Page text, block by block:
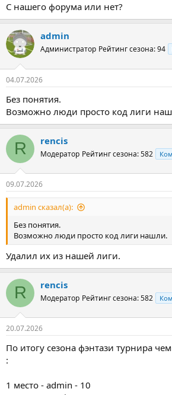
С нашего форума или нет?
admin
Администратор Рейтинг сезона: 94
04.07.2026
Без понятия.
Возможно люди просто код лиги
R rencis
Модератор Рейтинг сезона: 582
09.07.2026
admin сказал(а):
Без понятия.
Возможно люди просто код лиги нашли.
Удалил их из нашей лиги.
R rencis
Модератор Рейтинг сезона: 582
20.07.2026
По итогу сезона фэнтази турнира
:
1 место - admin - 10